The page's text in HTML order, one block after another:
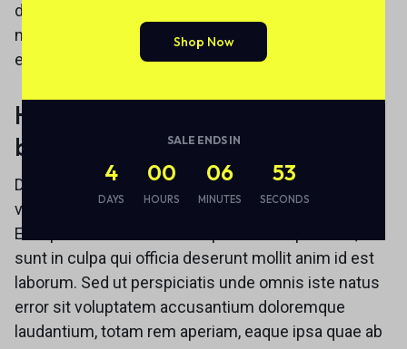
dolor sit amet, consectetur, adipisci velit, sed quia
non numquam eius modi tempora incidunt ut labore
et dolore magnam aliquam quaerat voluptatem.
How will you get your money
back?
Duis aute irure dolor in reprehenderit in voluptate
velit esse cillum dolore eu fugiat nulla pariatur.
Excepteur sint occaecat cupidatat non proident,
sunt in culpa qui officia deserunt mollit anim id est
laborum. Sed ut perspiciatis unde omnis iste natus
error sit voluptatem accusantium doloremque
laudantium, totam rem aperiam, eaque ipsa quae ab
Shop Now
SALE ENDS IN
4
DAYS
00
HOURS
06
MINUTES
53
SECONDS